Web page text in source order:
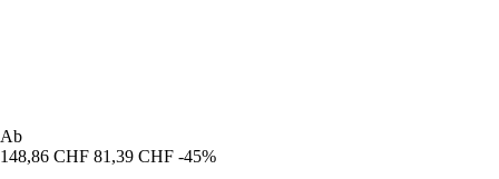
Ab
148,86 CHF 81,39 CHF -45%